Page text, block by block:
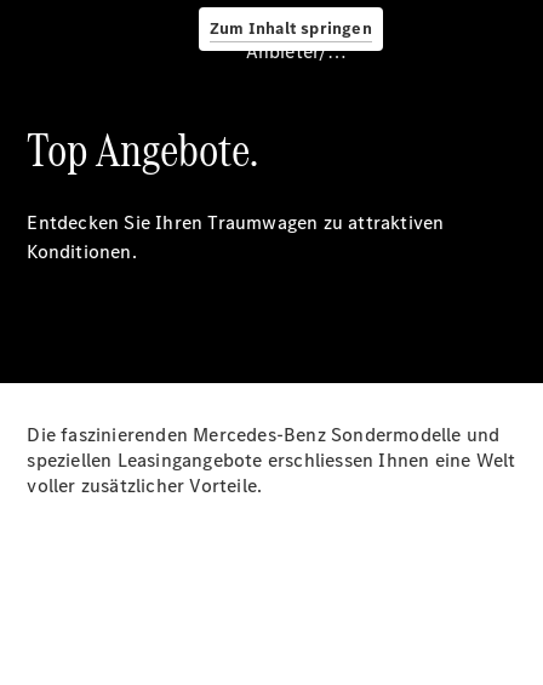
Zum Inhalt springen
Service &
Extras
Unterwegs
laden
Pannen- &
Anbieter/Datenschutz
Top Angebote.
Entdecken Sie Ihren Traumwagen zu attraktiven
Konditionen.
Die faszinierenden Mercedes-Benz Sondermodelle und
speziellen Leasingangebote erschliessen Ihnen eine Welt
voller zusätzlicher Vorteile.